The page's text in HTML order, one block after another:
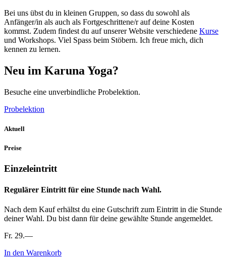
Bei uns übst du in kleinen Gruppen, so dass du sowohl als
Anfänger/in als auch als Fortgeschrittene/r auf deine Kosten
kommst. Zudem findest du auf unserer Website verschiedene Kurse
und Workshops. Viel Spass beim Stöbern. Ich freue mich, dich
kennen zu lernen.
Neu im Karuna Yoga?
Besuche eine unverbindliche Probelektion.
Probelektion
Aktuell
Preise
Einzeleintritt
Regulärer Eintritt für eine Stunde nach Wahl.
Nach dem Kauf erhältst du eine Gutschrift zum Eintritt in die Stunde
deiner Wahl. Du bist dann für deine gewählte Stunde angemeldet.
Fr. 29.—
In den Warenkorb